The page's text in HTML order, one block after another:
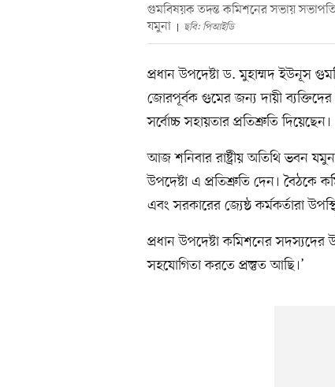
গুমবিষয়ক তদন্ত কমিশনের সভায়
যমুনা
ছবি: পিআইডি
প্রধান উপদেষ্টা ড. মুহাম্মদ ইউনূস
জোরপূর্বক গুমের জন্য দায়ী
সর্বোচ্চ সহায়তার প্রতিশ্রুতি দিয়েছেন।
আজ শনিবার রাষ্ট্রীয় অতিথি ভবন
উপদেষ্টা এ প্রতিশ্রুতি দেন। বৈঠকে
এবং সরকারের জ্যেষ্ঠ কর্মকর্তারা
প্রধান উপদেষ্টা কমিশনের
সহযোগিতা করতে প্রস্তুত আছি।’